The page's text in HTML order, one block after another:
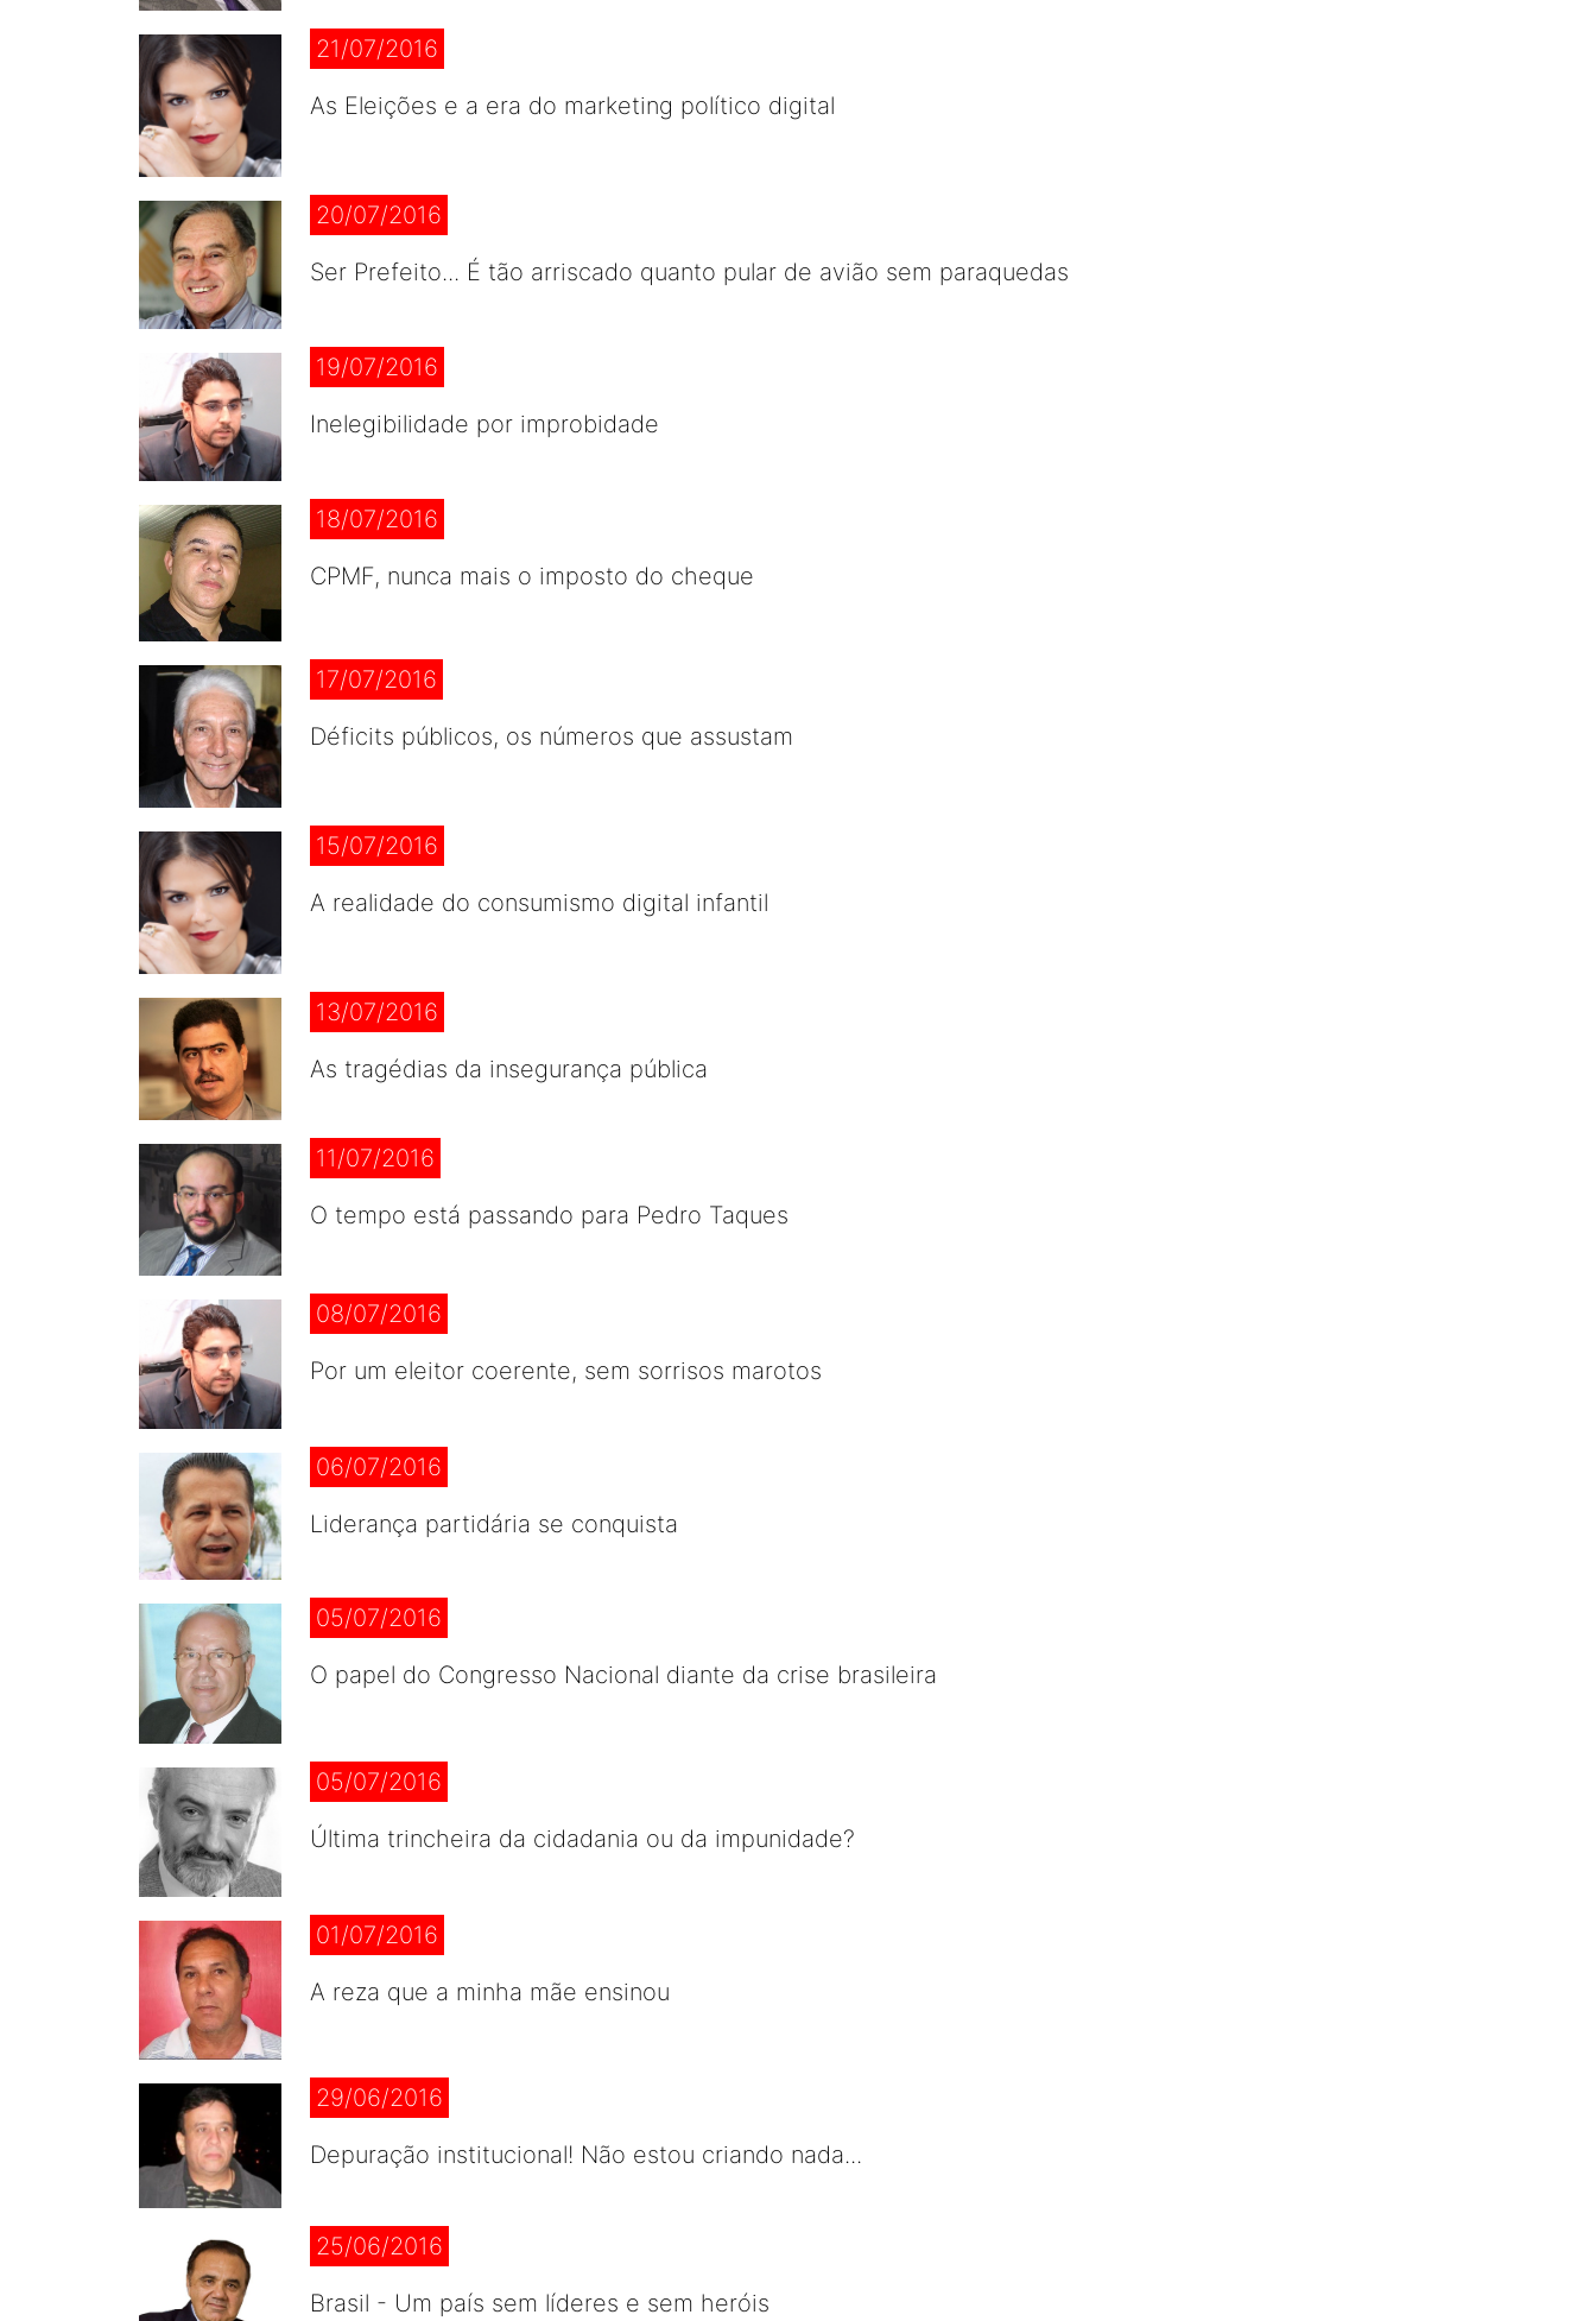
21/07/2016
As Eleições e a era do marketing político digital
20/07/2016
Ser Prefeito... É tão arriscado quanto pular de avião sem paraquedas
19/07/2016
Inelegibilidade por improbidade
18/07/2016
CPMF, nunca mais o imposto do cheque
17/07/2016
Déficits públicos, os números que assustam
15/07/2016
A realidade do consumismo digital infantil
13/07/2016
As tragédias da insegurança pública
11/07/2016
O tempo está passando para Pedro Taques
08/07/2016
Por um eleitor coerente, sem sorrisos marotos
06/07/2016
Liderança partidária se conquista
05/07/2016
O papel do Congresso Nacional diante da crise brasileira
05/07/2016
Última trincheira da cidadania ou da impunidade?
01/07/2016
A reza que a minha mãe ensinou
29/06/2016
Depuração institucional! Não estou criando nada...
25/06/2016
Brasil - Um país sem líderes e sem heróis